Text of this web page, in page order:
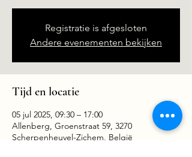
Registratie is afgesloten
Andere evenementen bekijken
Tijd en locatie
05 jul 2025, 09:30 – 17:00
Allenberg, Groenstraat 59, 3270
Scherpenheuvel-Zichem, België